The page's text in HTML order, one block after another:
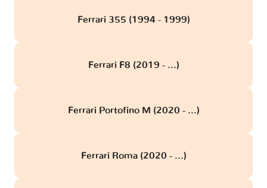
Ferrari 355 (1994 - 1999)
Ferrari F8 (2019 - ...)
Ferrari Portofino M (2020 - ...)
Ferrari Roma (2020 - ...)